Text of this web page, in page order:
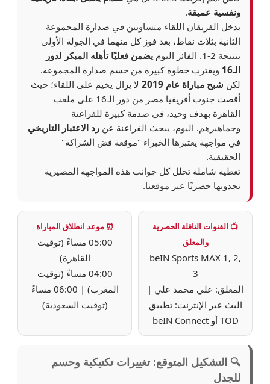
ونفسية عميقة.
يدخل الفريقان اللقاء متساويين في صدارة المجموعة
الثانية بثلاث نقاط، بعد فوز كل منهما في الجولة الأولى
بنتيجة 2-1. الفائز اليوم
يضمن فعليًا تأهله المبكر لدور
الـ16
ويقترب خطوة كبيرة من حسم صدارة المجموعة.
لكن شبح مباراة عام 2019
لا يزال يخيم على اللقاء؛ حيث
أقصت جنوب أفريقيا مصر من دور الـ16 على ملعب
القاهرة بهدف وحيد، في صدمة كبيرة للفراعنة
وجماهيرهم. اليوم، يبحث الفراعنة عن رد الاعتبار التاريخي
في مواجهة يعتبرها الخبراء "موقعة فض الشراكة"
الحقيقية.
تغطية شاملة تحلل كل جوانب هذه المواجهة المصيرية
تجدونها حصريًا عبر موقعنا.
📺 القنوات الناقلة الحصرية
والمعلق
beIN Sports MAX 1, 2,
3
المعلق: علي محمد علي |
البث عبر الإنترنت: تطبيق
TOD أو beIN Connect
⏰ موعد انطلاق المباراة
05:00 مساءً (توقيت
القاهرة)
04:00 مساءً (توقيت
المغرب) | 06:00 مساءً
(توقيت السعودية)
🔍 التشكيل المتوقع: تغييرات تكتيكية وحسم
للجدل